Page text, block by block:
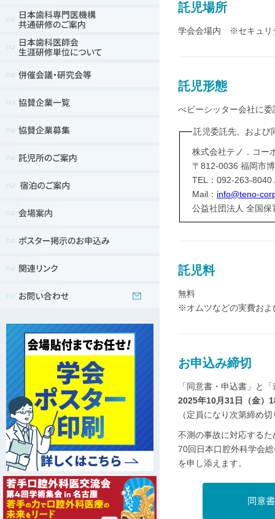
託児場所
学会会場内 ※セキュリ
託児形態
べビーシッター会社に委
託児委託先、および
株式会社テノ．コー
〒812-0036 福岡市
TEL：092-263-8040
Mail： info@teno-
公益社団法人 全国
託児料
無料
※オムツなどの実費およ
お申込み締切
「同意書・申込書」と
2025年10月31日（金）
（定員になり次第締め
不測の事故に対応する
70回日本口腔外科学会
を申し添えます。